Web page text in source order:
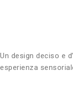
Un design deciso e
esperienza